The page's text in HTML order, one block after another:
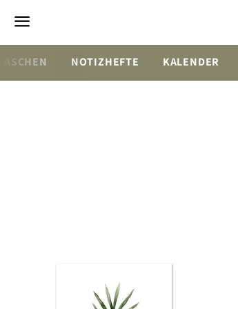
NOTIZHEFTE KALENDER